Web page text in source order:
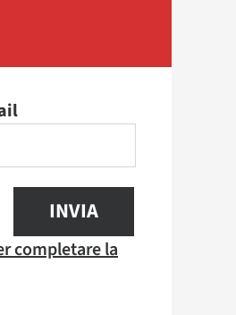
INVIA
completare la